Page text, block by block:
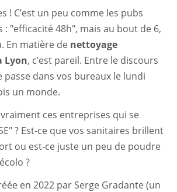
! C’est un peu comme les pubs
"efficacité 48h", mais au bout de 6,
En matière de nettoyage
Lyon, c’est pareil. Entre le discours
passe dans vos bureaux le lundi
un monde.
ces entreprises qui se
? Est-ce que vos sanitaires brillent
ou est-ce juste un peu de poudre
?
en 2022 par Serge Gradante (un